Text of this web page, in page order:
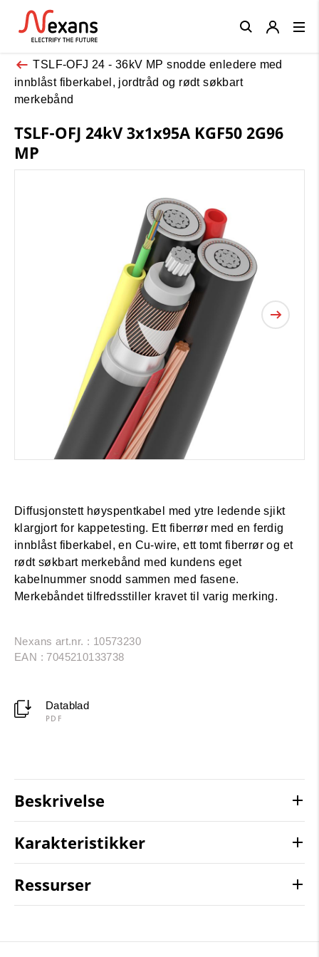
TSLF-OFJ 24 - 36kV MP snodde enledere med
innblåst fiberkabel, jordtråd og rødt søkbart
merkebånd
TSLF-OFJ 24kV 3x1x95A KGF50 2G96
MP
Diffusjonstett høyspentkabel med ytre ledende sjikt
klargjort for kappetesting. Ett fiberrør med en ferdig
innblåst fiberkabel, en Cu-wire, ett tomt fiberrør og et
rødt søkbart merkebånd med kundens eget
kabelnummer snodd sammen med fasene.
Merkebåndet tilfredsstiller kravet til varig merking.
Nexans art.nr. : 10573230
EAN : 7045210133738
Datablad
PDF
Beskrivelse
Karakteristikker
Ressurser
Close